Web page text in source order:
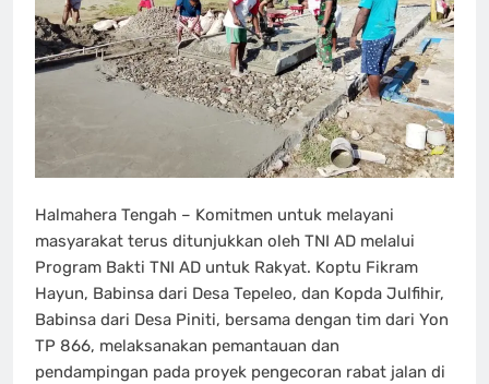
Halmahera Tengah – Komitmen untuk melayani
masyarakat terus ditunjukkan oleh TNI AD melalui
Program Bakti TNI AD untuk Rakyat. Koptu Fikram
Hayun, Babinsa dari Desa Tepeleo, dan Kopda Julfihir,
Babinsa dari Desa Piniti, bersama dengan tim dari Yon
TP 866, melaksanakan pemantauan dan
pendampingan pada proyek pengecoran rabat jalan di